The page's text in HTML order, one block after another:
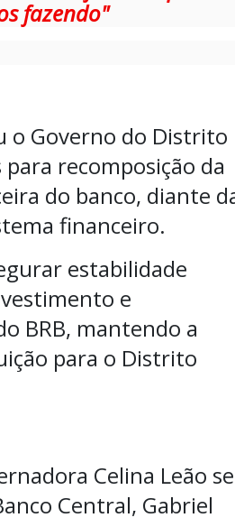
fazendo"
o Governo do Distrito
recomposição da
do banco, diante
financeiro.
estabilidade
e
BRB, mantendo a
para o Distrito
Celina Leão se
Central, Gabriel